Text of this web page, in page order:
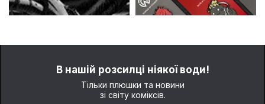
В нашій розсилці ніякої води!
Тільки плюшки та новини
зі світу коміксів.